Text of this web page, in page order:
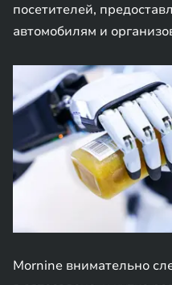
посетителей,
автомобилям и
Mornine внимательно